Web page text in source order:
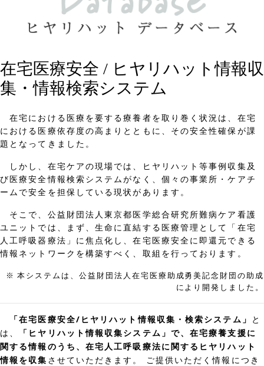
在宅医療安全 / ヒヤリハット情報収
集・情報検索システム
在宅における医療を要する療養者を取り巻く状況は、在宅
における医療依存度の高まりとともに、その安全性確保が課
題となってきました。
しかし、在宅ケアの現場では、ヒヤリハット等事例収集及
び医療安全情報検索システムがなく、個々の事業所・ケアチ
ームで安全を担保している現状があります。
そこで、公益財団法人東京都医学総合研究所難病ケア看護
ユニットでは、まず、生命に直結する医療管理として「在宅
人工呼吸器療法」に焦点化し、在宅医療安全に即還元できる
情報ネットワークを構築すべく、取組を行っております。
※ 本システムは、公益財団法人在宅医療助成勇美記念財団の助成
により開発しました。
「在宅医療安全/ヒヤリハット情報収集・検索システム」
と
は、
「ヒヤリハット情報収集システム」で、在宅療養支援に
関する情報のうち、在宅人工呼吸療法に関するヒヤリハット
情報を収集 させていただきます。 ご提供いただく情報につき